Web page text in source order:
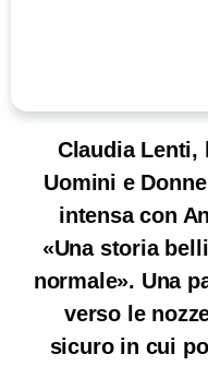
Claudia Lenti,
Uomini e
intensa con
«Una storia
normale». Una
verso le
sicuro in cui